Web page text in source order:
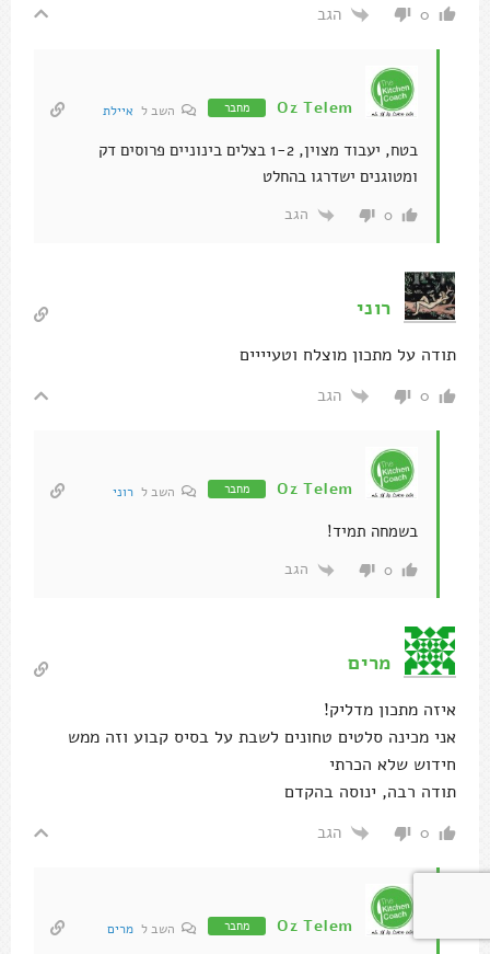
0 הגב
Oz Telem מחבר השב ל איילת
בטח, יעבוד מצוין, 1-2 בצלים בינוניים פרוסים דק
ומטוגנים ישדרגו בהחלט
0 הגב
רוני
תודה על מתכון מוצלח וטעיייים
0 הגב
Oz Telem מחבר השב ל רוני
בשמחה תמיד!
0 הגב
מרים
איזה מתכון מדליק!
אני מכינה סלטים טחונים לשבת על בסיס קבוע וזה ממש
חידוש שלא הכרתי
תודה רבה, ינוסה בהקדם
0 הגב
Oz Telem מחבר השב ל מרים